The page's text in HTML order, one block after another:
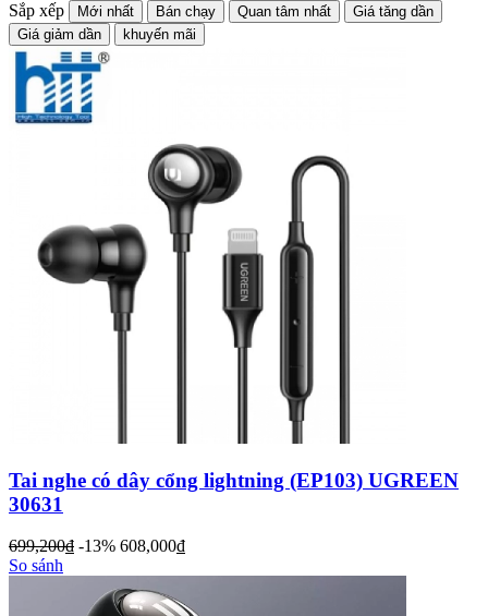
Sắp xếp
Mới nhất Bán chạy Quan tâm nhất
Giá tăng dần
Giá giảm dần
khuyến mãi
Tai nghe có dây cổng lightning (EP103) UGREEN
30631
699,200đ -13% 608,000đ
So sánh